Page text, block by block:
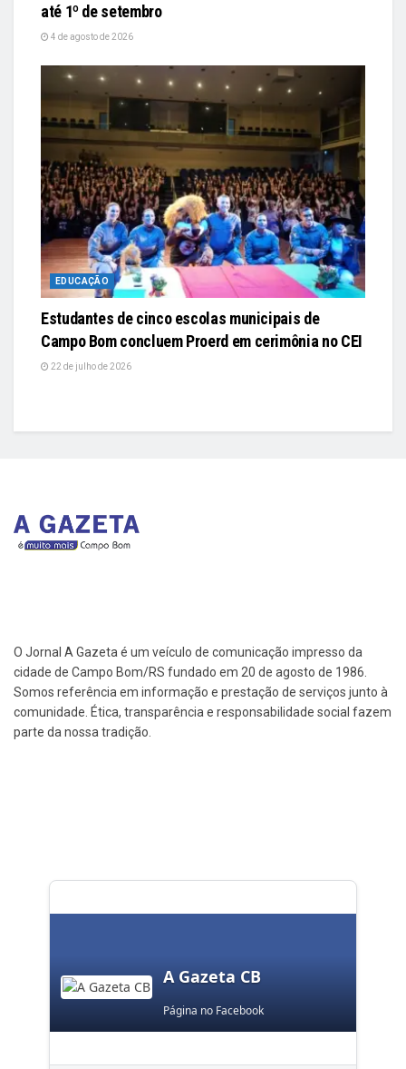
até 1º de setembro
4 de agosto de 2026
EDUCAÇÃO
Estudantes de cinco escolas municipais de
Campo Bom concluem Proerd em cerimônia no CEI
22 de julho de 2026
O Jornal A Gazeta é um veículo de comunicação impresso da
cidade de Campo Bom/RS fundado em 20 de agosto de 1986.
Somos referência em informação e prestação de serviços junto à
comunidade. Ética, transparência e responsabilidade social fazem
parte da nossa tradição.
A Gazeta CB
Página no Facebook